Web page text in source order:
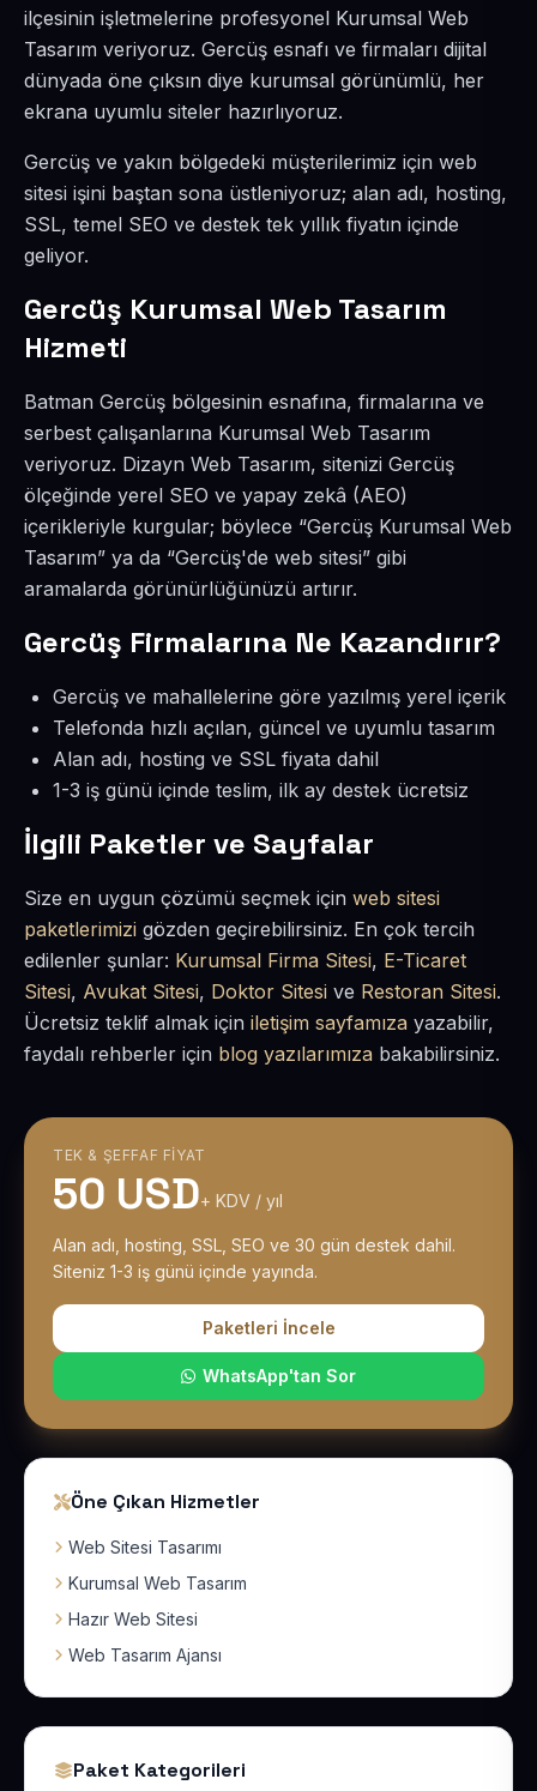
ilçesinin işletmelerine profesyonel Kurumsal Web
Tasarım veriyoruz. Gercüş esnafı ve firmaları dijital
dünyada öne çıksın diye kurumsal görünümlü, her
ekrana uyumlu siteler hazırlıyoruz.
Gercüş ve yakın bölgedeki müşterilerimiz için web
sitesi işini baştan sona üstleniyoruz; alan adı, hosting,
SSL, temel SEO ve destek tek yıllık fiyatın içinde
geliyor.
Gercüş Kurumsal Web Tasarım
Hizmeti
Batman Gercüş bölgesinin esnafına, firmalarına ve
serbest çalışanlarına Kurumsal Web Tasarım
veriyoruz. Dizayn Web Tasarım, sitenizi Gercüş
ölçeğinde yerel SEO ve yapay zekâ (AEO)
içerikleriyle kurgular; böylece “Gercüş Kurumsal Web
Tasarım” ya da “Gercüş'de web sitesi” gibi
aramalarda görünürlüğünüzü artırır.
Gercüş Firmalarına Ne Kazandırır?
Gercüş ve mahallelerine göre yazılmış yerel içerik
Telefonda hızlı açılan, güncel ve uyumlu tasarım
Alan adı, hosting ve SSL fiyata dahil
1-3 iş günü içinde teslim, ilk ay destek ücretsiz
İlgili Paketler ve Sayfalar
Size en uygun çözümü seçmek için web sitesi
paketlerimizi gözden geçirebilirsiniz. En çok tercih
edilenler şunlar: Kurumsal Firma Sitesi, E-Ticaret
Sitesi, Avukat Sitesi, Doktor Sitesi ve Restoran Sitesi.
Ücretsiz teklif almak için iletişim sayfamıza yazabilir,
faydalı rehberler için blog yazılarımıza bakabilirsiniz.
TEK & ŞEFFAF FIYAT
50 USD+ KDV / yıl
Alan adı, hosting, SSL, SEO ve 30 gün destek dahil.
Siteniz 1-3 iş günü içinde yayında.
Paketleri İncele
WhatsApp'tan Sor
Öne Çıkan Hizmetler
Web Sitesi Tasarımı
Kurumsal Web Tasarım
Hazır Web Sitesi
Web Tasarım Ajansı
Paket Kategorileri